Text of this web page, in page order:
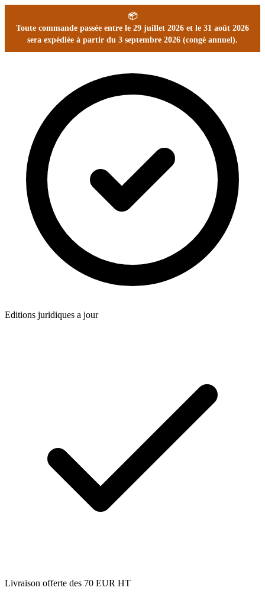
📦
Toute commande passée entre le 29 juillet 2026 et le 31 août 2026
sera expédiée à partir du 3 septembre 2026 (congé annuel).
Editions juridiques a jour
Livraison offerte des 70 EUR HT